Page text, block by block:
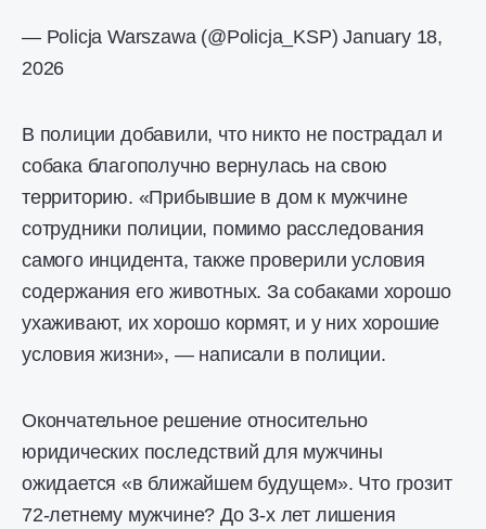
— Policja Warszawa (@Policja_KSP)January 18,
2026
В полиции добавили, что никто не пострадал и
собака благополучно вернулась на свою
территорию. «Прибывшие в дом к мужчине
сотрудники полиции, помимо расследования
самого инцидента, также проверили условия
содержания его животных. За собаками хорошо
ухаживают, их хорошо кормят, и у них хорошие
условия жизни», — написали в полиции.
Окончательное решение относительно
юридических последствий для мужчины
ожидается «в ближайшем будущем». Что грозит
72-летнему мужчине? До 3-х лет лишения